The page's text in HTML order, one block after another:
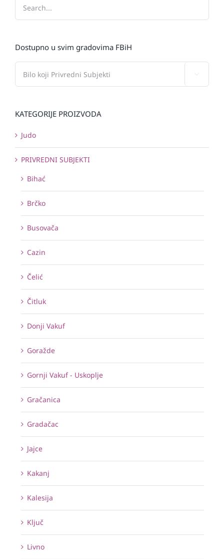
Dostupno u svim gradovima FBiH
KATEGORIJE PROIZVODA
Judo
PRIVREDNI SUBJEKTI
Bihać
Brčko
Busovača
Cazin
Čelić
Čitluk
Donji Vakuf
Goražde
Gornji Vakuf - Uskoplje
Gračanica
Gradačac
Jajce
Kakanj
Kalesija
Ključ
Livno